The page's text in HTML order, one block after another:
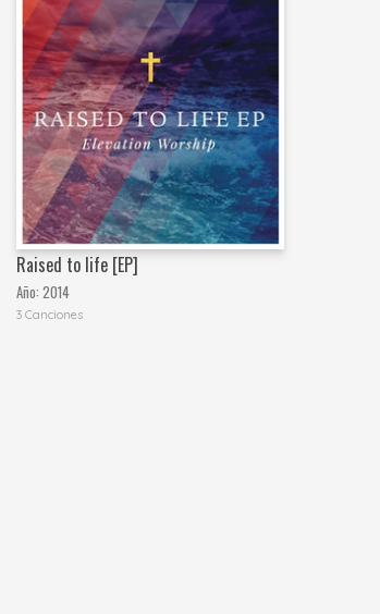
Raised to life [EP]
Año:2014
3 Canciones